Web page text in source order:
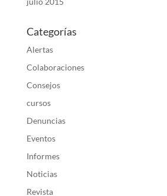
Categorías
Alertas
Colaboraciones
Consejos
cursos
Denuncias
Eventos
Informes
Noticias
Revista